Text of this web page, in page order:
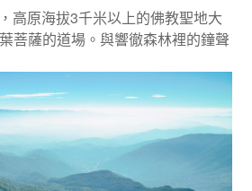
高原海拔3千米以上的佛教聖地大
菩薩的道場。與響徹森林裡的鐘聲